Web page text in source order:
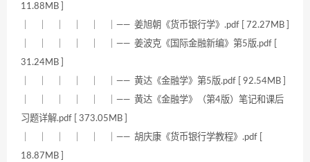
11.88MB ]
｜ ｜ ｜ ｜ ｜ ｜—— 姜旭朝《货币银行学》.pdf [ 72.27MB ]
｜ ｜ ｜ ｜ ｜ ｜—— 姜波克《国际金融新编》第5版.pdf [
31.24MB ]
｜ ｜ ｜ ｜ ｜ ｜—— 黄达《金融学》第5版.pdf [ 92.54MB ]
｜ ｜ ｜ ｜ ｜ ｜—— 黄达《金融学》（第4版）笔记和课后
习题详解.pdf [ 373.05MB ]
｜ ｜ ｜ ｜ ｜ ｜—— 胡庆康《货币银行学教程》.pdf [
18.87MB ]